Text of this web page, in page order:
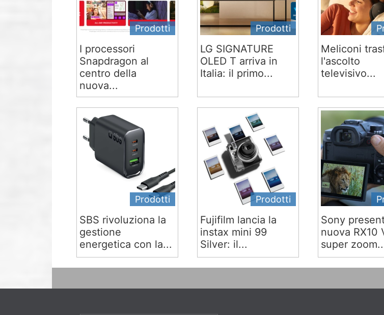
Prodotti
I processori
Snapdragon al
centro della
nuova...
Prodotti
LG SIGNATURE
OLED T arriva in
Italia: il primo...
Meliconi
l'ascolto
televisivo...
Prodotti
SBS rivoluziona la
gestione
energetica con la...
Prodotti
Fujifilm lancia la
instax mini 99
Silver: il...
Sony
nuova RX10
super